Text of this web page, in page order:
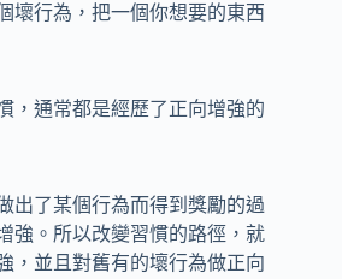
壞行為，把一個你想要的東西
，通常都是經歷了正向增強的
出了某個行為而得到獎勵的過
強。所以改變習慣的路徑，就
，並且對舊有的壞行為做正向